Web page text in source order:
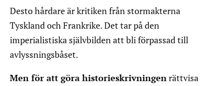
Desto hårdare är kritiken från stormakterna
Tyskland och Frankrike. Det tar på den
imperialistiska självbilden att bli förpassad till
avlyssningsbåset.
Men för att göra historieskrivningenrättvisa